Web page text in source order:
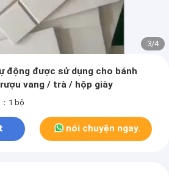
3/4
động được sử dụng cho bánh
vang / trà / hộp giày
1 bộ
nói chuyện ngay.